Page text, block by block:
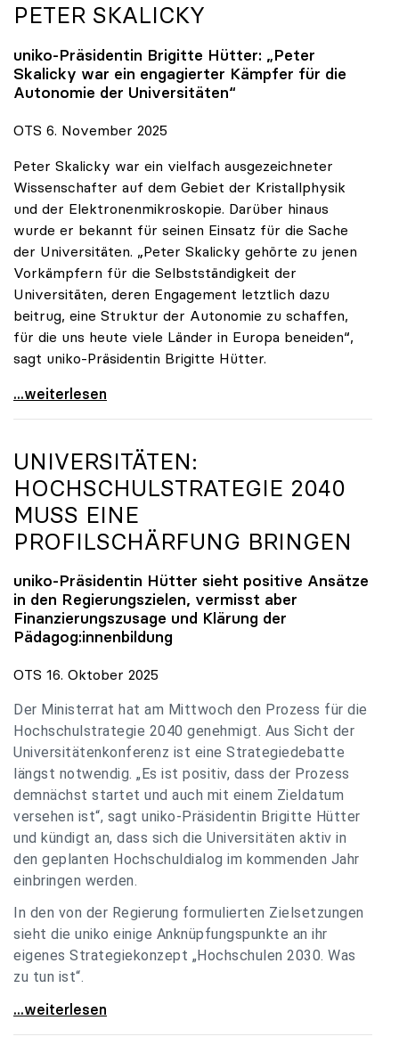
PETER SKALICKY
uniko-Präsidentin Brigitte Hütter: „Peter
Skalicky war ein engagierter Kämpfer für die
Autonomie der Universitäten“
OTS 6. November 2025
Peter Skalicky war ein vielfach ausgezeichneter
Wissenschafter auf dem Gebiet der Kristallphysik
und der Elektronenmikroskopie. Darüber hinaus
wurde er bekannt für seinen Einsatz für die Sache
der Universitäten. „Peter Skalicky gehörte zu jenen
Vorkämpfern für die Selbstständigkeit der
Universitäten, deren Engagement letztlich dazu
beitrug, eine Struktur der Autonomie zu schaffen,
für die uns heute viele Länder in Europa beneiden“,
sagt uniko-Präsidentin Brigitte Hütter.
uniko trauert um ehemaligen Präsidenten Peter
...weiterlesen
UNIVERSITÄTEN:
HOCHSCHULSTRATEGIE 2040
MUSS EINE
PROFILSCHÄRFUNG BRINGEN
uniko-Präsidentin Hütter sieht positive Ansätze
in den Regierungszielen, vermisst aber
Finanzierungszusage und Klärung der
Pädagog:innenbildung
OTS 16. Oktober 2025
Der Ministerrat hat am Mittwoch den Prozess für die
Hochschulstrategie 2040 genehmigt. Aus Sicht der
Universitätenkonferenz ist eine Strategiedebatte
längst notwendig. „Es ist positiv, dass der Prozess
demnächst startet und auch mit einem Zieldatum
versehen ist“, sagt uniko-Präsidentin Brigitte Hütter
und kündigt an, dass sich die Universitäten aktiv in
den geplanten Hochschuldialog im kommenden Jahr
einbringen werden.
In den von der Regierung formulierten Zielsetzungen
sieht die uniko einige Anknüpfungspunkte an ihr
eigenes Strategiekonzept „Hochschulen 2030. Was
zu tun ist“.
Universitäten: Hochschulstrategie 2040 muss eine
...weiterlesen